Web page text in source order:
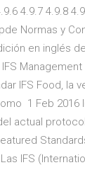
4.9.7 4.9.8
Normas y
en inglés
Management
IFS Food, la
1 Feb 2016
actual
IFS